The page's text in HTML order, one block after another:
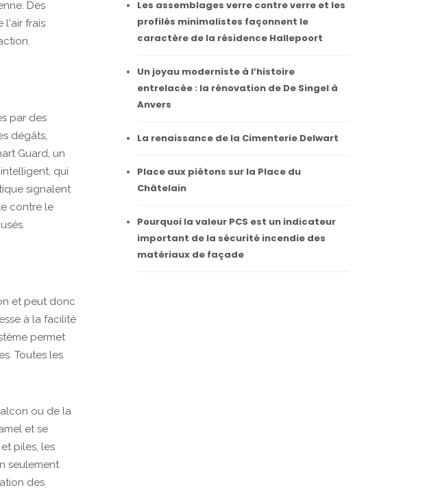
Des
l'air frais
par des
dégâts,
Guard, un
qui
signalent
contre le
et peut donc
à la facilité
permet
Toutes les
ou de la
et se
piles, les
seulement
des
Les assemblages verre contre verre et les
profilés minimalistes façonnent le
caractère de la résidence Hallepoort
Un joyau moderniste à l’histoire
entrelacée : la rénovation de De Singel à
Anvers
La renaissance de la Cimenterie Delwart
Place aux piétons sur la Place du
Châtelain
Pourquoi la valeur PCS est un indicateur
important de la sécurité incendie des
matériaux de façade